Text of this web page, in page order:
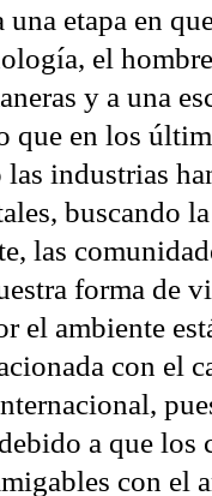
una etapa en
el
y a una
que en los
industrias
buscando
las
forma de
el ambiente
con el
a que
con el